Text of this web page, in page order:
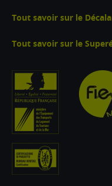
Tout savoir sur le
Tout savoir sur le